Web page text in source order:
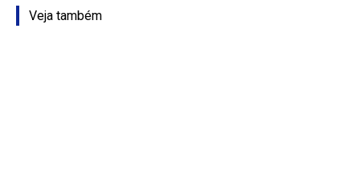
Veja também